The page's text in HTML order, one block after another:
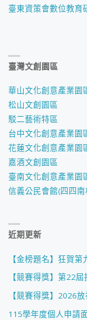
臺東資策會數位教育
臺灣文創園區
華山文化創意產業園
松山文創園區
駁二藝術特區
台中文化創意產業園
花蓮文化創意產業園
嘉酒文創園區
臺南文化創意產業園
信義公民會館(四四南
近期更新
【金榜題名】狂賀
【競賽得獎】第22
【競賽得獎】2026
115學年度個人申請